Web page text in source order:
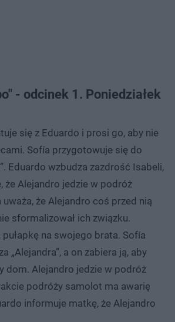
- odcinek 1. Poniedziałek
się z Eduardo i prosi go, aby nie
Sofía przygotowuje się do
Eduardo wzbudza zazdrość Isabeli,
że Alejandro jedzie w podróż
uważa, że ​​Alejandro coś przed nią
sformalizował ich związku.
na swojego brata. Sofía
„Alejandra”, a on zabiera ją, aby
dom. Alejandro jedzie w podróż
podróży samolot ma awarię
informuje matkę, że Alejandro